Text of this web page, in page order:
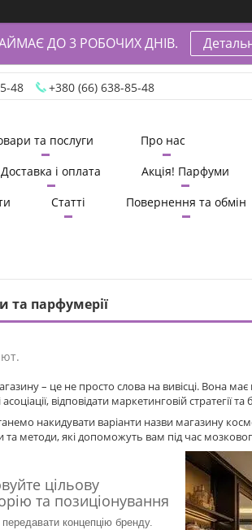
ДО 3 РОБОЧИХ ДНІВ.
48 +380 (66) 638-85-48
та послуги
Про нас
Доставка і оплата
Акція! Парфуми
Статті Повернення та обмін
та парфумерії
– це не просто слова на вивісці. Вона
асоціації, відповідати маркетинговій стратегії
накидувати варіанти назви магазину
та методи, які допоможуть вам під час
цільову
та позиціонування
концепцію бренду.